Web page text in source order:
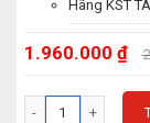
Hãng KST
1.960.000 ₫